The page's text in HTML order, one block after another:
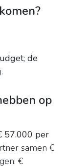
de
.
op
57.000 per
samen €
€